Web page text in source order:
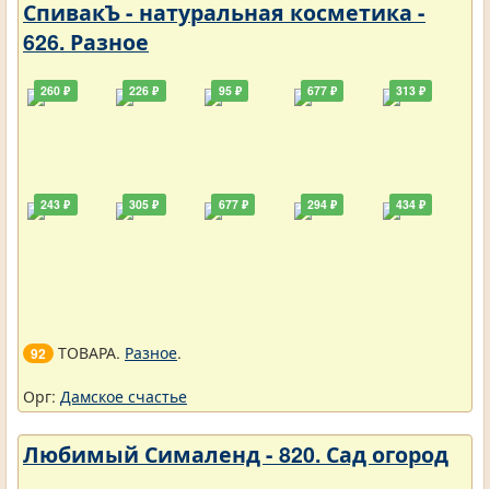
СпивакЪ - натуральная косметика -
626. Разное
260 ₽
243 ₽
226 ₽
305 ₽
95 ₽
677 ₽
677 ₽
294 ₽
313 ₽
434 ₽
92 ТОВАРА. Разное.
Орг: Дамское счастье
Любимый Сималенд - 820. Сад огород